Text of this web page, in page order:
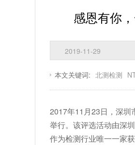
感恩有你
2019-11-29
本文关键词: 北测检测
2017年11月23日，深圳
举行。该评选活动由深
作为检测行业唯一一家